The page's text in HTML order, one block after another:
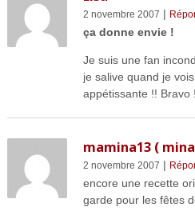
2 novembre 2007 |
ça donne envie !
Je suis une fan
je salive quand je
appétissante !! Bravo
mamina13 (
2 novembre 2007 |
encore une recette
garde pour les fêtes